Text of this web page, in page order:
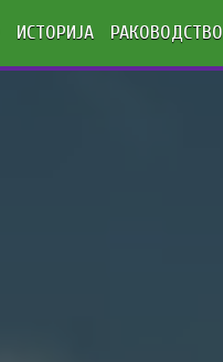
ИСТОРИЈА РАКОВОДСТВО